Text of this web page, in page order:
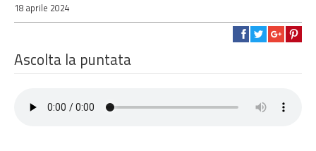
18 aprile 2024
Ascolta la puntata